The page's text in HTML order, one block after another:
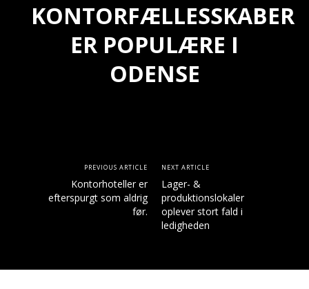
KONTORFÆLLESSKABER
ER POPULÆRE I
ODENSE
PREVIOUS ARTICLE
Kontorhoteller er
efterspurgt som aldrig
før.
NEXT ARTICLE
Lager- &
produktionslokaler
oplever stort fald i
ledigheden